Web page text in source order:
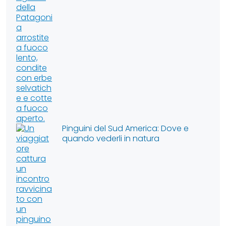
Pinguini del Sud America: Dove e
quando vederli in natura